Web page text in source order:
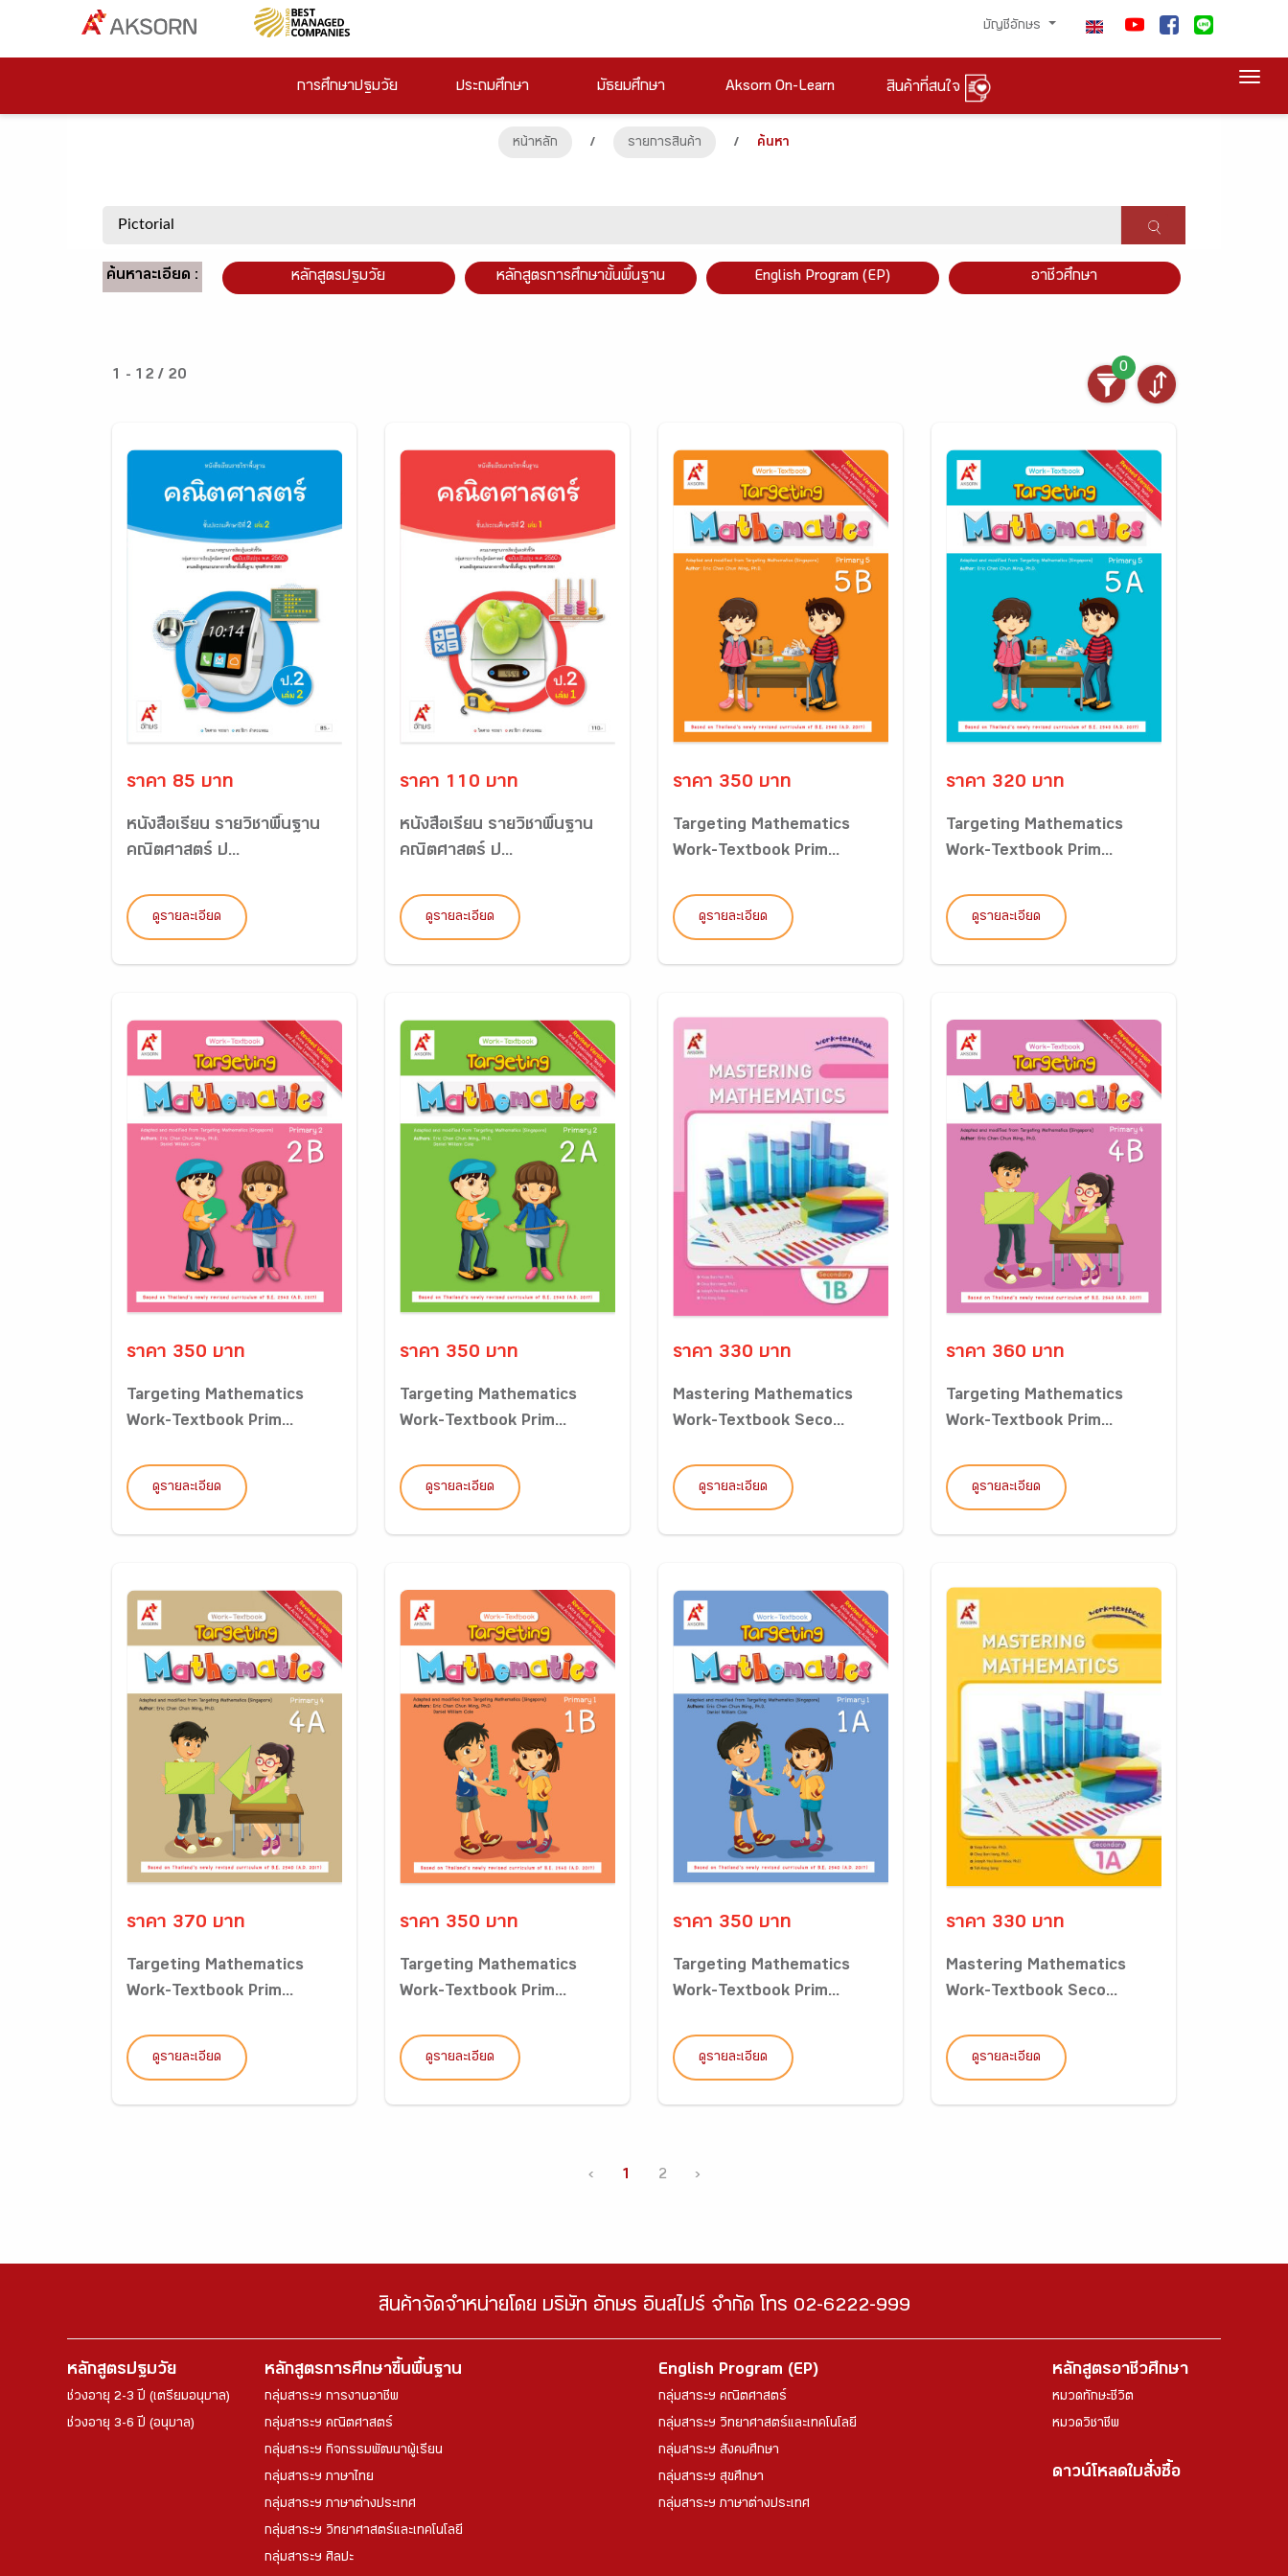
บัญชีอักษร
การศึกษาปฐมวัย ประถมศึกษา มัธยมศึกษา Aksorn On-Learn สินค้าที่สนใจ
หน้าหลัก / รายการสินค้า / ค้นหา
ค้นหาละเอียด : หลักสูตรปฐมวัย หลักสูตรการศึกษาขั้นพื้นฐาน English Program (EP) อาชีวศึกษา
1 - 12 / 20
0
ราคา 85 บาท
หนังสือเรียน รายวิชาพื้นฐาน
คณิตศาสตร์ ป...
ดูรายละเอียด
ราคา 110 บาท
หนังสือเรียน รายวิชาพื้นฐาน
คณิตศาสตร์ ป...
ดูรายละเอียด
ราคา 350 บาท
Targeting Mathematics
Work-Textbook Prim...
ดูรายละเอียด
ราคา 320 บาท
Targeting Mathematics
Work-Textbook Prim...
ดูรายละเอียด
ราคา 350 บาท
Targeting Mathematics
Work-Textbook Prim...
ดูรายละเอียด
ราคา 350 บาท
Targeting Mathematics
Work-Textbook Prim...
ดูรายละเอียด
ราคา 330 บาท
Mastering Mathematics
Work-Textbook Seco...
ดูรายละเอียด
ราคา 360 บาท
Targeting Mathematics
Work-Textbook Prim...
ดูรายละเอียด
ราคา 370 บาท
Targeting Mathematics
Work-Textbook Prim...
ดูรายละเอียด
ราคา 350 บาท
Targeting Mathematics
Work-Textbook Prim...
ดูรายละเอียด
ราคา 350 บาท
Targeting Mathematics
Work-Textbook Prim...
ดูรายละเอียด
ราคา 330 บาท
Mastering Mathematics
Work-Textbook Seco...
ดูรายละเอียด
‹ 1 2 ›
สินค้าจัดจำหน่ายโดย บริษัท อักษร อินสไปร์ จำกัด โทร 02-6222-999
หลักสูตรปฐมวัย
ช่วงอายุ 2-3 ปี (เตรียมอนุบาล)
ช่วงอายุ 3-6 ปี (อนุบาล)
หลักสูตรการศึกษาขึ้นพื้นฐาน
กลุ่มสาระฯ การงานอาชีพ
กลุ่มสาระฯ คณิตศาสตร์
กลุ่มสาระฯ กิจกรรมพัฒนาผู้เรียน
กลุ่มสาระฯ ภาษาไทย
กลุ่มสาระฯ ภาษาต่างประเทศ
กลุ่มสาระฯ วิทยาศาสตร์และเทคโนโลยี
กลุ่มสาระฯ ศิลปะ
English Program (EP)
กลุ่มสาระฯ คณิตศาสตร์
กลุ่มสาระฯ วิทยาศาสตร์และเทคโนโลยี
กลุ่มสาระฯ สังคมศึกษา
กลุ่มสาระฯ สุขศึกษา
กลุ่มสาระฯ ภาษาต่างประเทศ
หลักสูตรอาชีวศึกษา
หมวดทักษะชีวิต
หมวดวิชาชีพ
ดาวน์โหลดใบสั่งซื้อ